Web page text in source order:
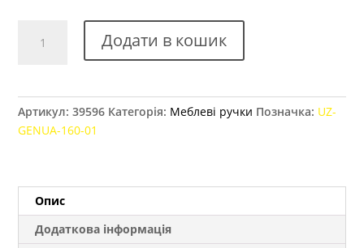
меблева
мм
Додати в кошик
Артикул:39596 Категорія: Меблеві ручки Позначка: UZ-
GENUA-160-01
Опис
Додаткова інформація